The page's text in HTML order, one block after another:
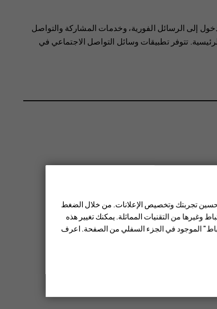
إلى الرسائل الفورية، وخدمات المشاركة والتواصل
تتوفر تطبيقات وسائل التواصل الاجتماعي في
تحسين تجربتك وتخصيص الإعلانات. من خلال الضغط
وغيرها من التقنيات المماثلة. يمكنك تغيير هذه
الموجود في الجزء السفلي من الصفحة. اعرف